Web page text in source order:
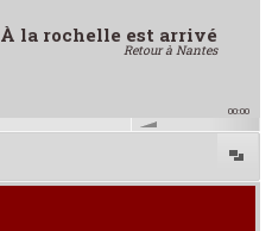
À la rochelle est arrivé
Retour à Nantes
00:00